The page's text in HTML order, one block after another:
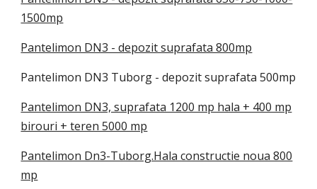
1500mp
Pantelimon DN3 - depozit suprafata 800mp
Pantelimon DN3 Tuborg - depozit suprafata 500mp
Pantelimon DN3, suprafata 1200 mp hala + 400 mp
birouri + teren 5000 mp
Pantelimon Dn3-Tuborg.Hala constructie noua 800
mp